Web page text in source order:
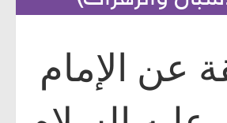
عن الإمام